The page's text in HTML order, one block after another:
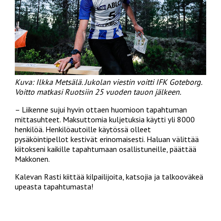
Kuva: Ilkka Metsälä. Jukolan viestin voitti IFK Goteborg.
Voitto matkasi Ruotsiin 25 vuoden tauon jälkeen.
– Liikenne sujui hyvin ottaen huomioon tapahtuman
mittasuhteet. Maksuttomia kuljetuksia käytti yli 8000
henkilöä. Henkilöautoille käytössä olleet
pysäköintipellot kestivät erinomaisesti. Haluan välittää
kiitokseni kaikille tapahtumaan osallistuneille, päättää
Makkonen.
Kalevan Rasti kiittää kilpailijoita, katsojia ja talkooväkeä
upeasta tapahtumasta!